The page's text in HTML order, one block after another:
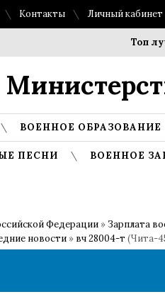
Контакты Личный кабинет
Топ
ВОЕННОЕ ОБРАЗОВАНИЕ
ПЕСНИ ВОЕННОЕ
Федерации » Зарплата
новости » вч 28004-т (Чита-